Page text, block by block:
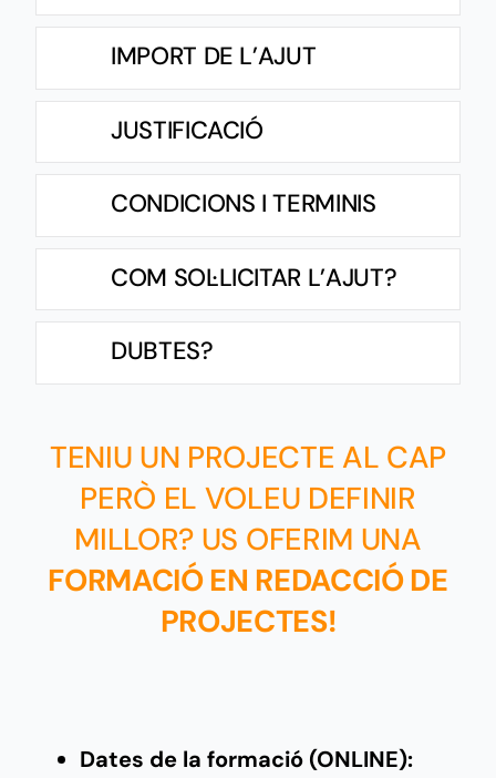
IMPORT DE L’AJUT
JUSTIFICACIÓ
CONDICIONS I TERMINIS
COM SOL·LICITAR L’AJUT?
DUBTES?
TENIU UN PROJECTE AL CAP
PERÒ EL VOLEU DEFINIR
MILLOR? US OFERIM UNA
FORMACIÓ EN REDACCIÓ DE
PROJECTES!
Dates de la formació (ONLINE):